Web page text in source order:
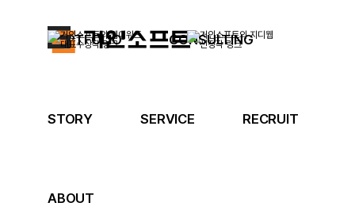
PORTFOLIO CONSULTING
STORY SERVICE RECRUIT
ABOUT